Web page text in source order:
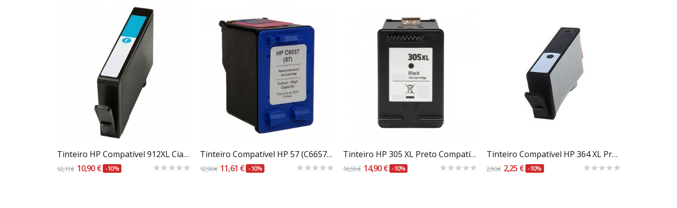
Carrinho
Tinteiro HP Compatível 912XL Ciano
12,11 € 10,90 € -10%
Tinteiro Compatível HP 57 (C6657AE) Tricolor
12,90 € 11,61 € -10%
Carrinho
Tinteiro HP 305 XL Preto Compatível - Versão...
16,55 € 14,90 € -10%
Tinteiro Compatível HP 364 XL Preto Fotográfico...
2,50 € 2,25 € -10%